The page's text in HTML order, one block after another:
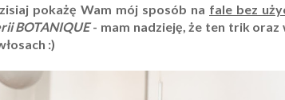
pokażę Wam mój sposób na fale bez
BOTANIQUE- mam nadzieję, że ten trik
:)